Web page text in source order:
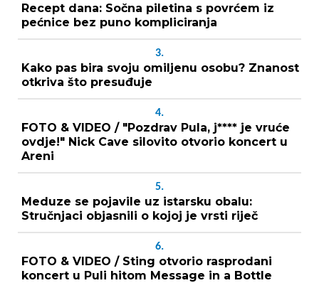
Recept dana: Sočna piletina s povrćem iz
pećnice bez puno kompliciranja
3.
Kako pas bira svoju omiljenu osobu? Znanost
otkriva što presuđuje
4.
FOTO & VIDEO / "Pozdrav Pula, j**** je vruće
ovdje!" Nick Cave silovito otvorio koncert u
Areni
5.
Meduze se pojavile uz istarsku obalu:
Stručnjaci objasnili o kojoj je vrsti riječ
6.
FOTO & VIDEO / Sting otvorio rasprodani
koncert u Puli hitom Message in a Bottle